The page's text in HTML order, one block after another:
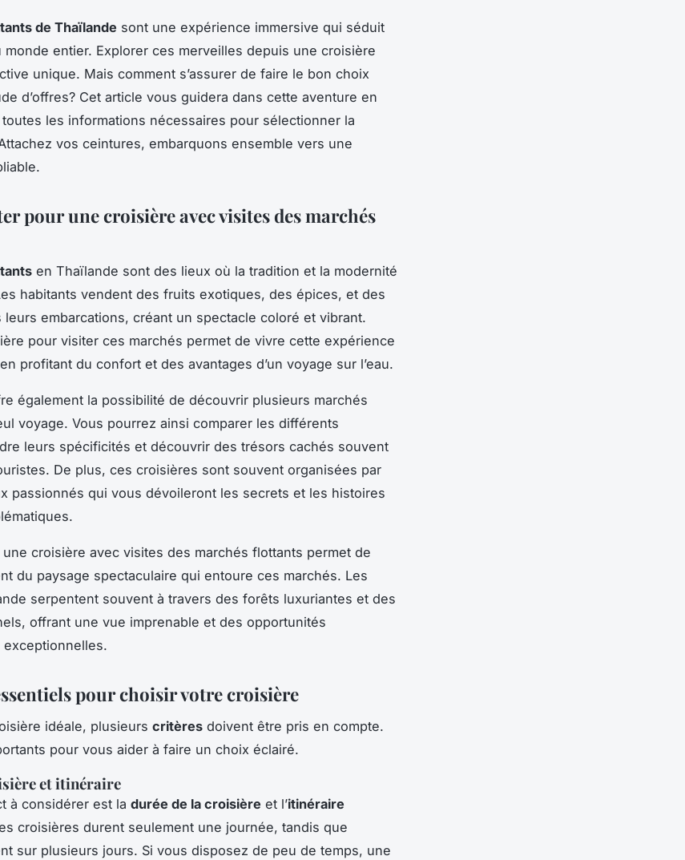
de Thaïlande sont une expérience immersive qui séduit
monde entier. Explorer ces merveilles depuis une croisière
unique. Mais comment s’assurer de faire le bon choix
d’offres? Cet article vous guidera dans cette aventure en
les informations nécessaires pour sélectionner la
vos ceintures, embarquons ensemble vers une
pour une croisière avec visites des marchés
en Thaïlande sont des lieux où la tradition et la modernité
habitants vendent des fruits exotiques, des épices, et des
embarcations, créant un spectacle coloré et vibrant.
pour visiter ces marchés permet de vivre cette expérience
profitant du confort et des avantages d’un voyage sur l’eau.
également la possibilité de découvrir plusieurs marchés
voyage. Vous pourrez ainsi comparer les différents
leurs spécificités et découvrir des trésors cachés souvent
De plus, ces croisières sont souvent organisées par
passionnés qui vous dévoileront les secrets et les histoires
croisière avec visites des marchés flottants permet de
du paysage spectaculaire qui entoure ces marchés. Les
serpentent souvent à travers des forêts luxuriantes et des
offrant une vue imprenable et des opportunités
pour choisir votre croisière
idéale, plusieurs critères doivent être pris en compte.
pour vous aider à faire un choix éclairé.
et itinéraire
à considérer est la durée de la croisière et l’itinéraire
croisières durent seulement une journée, tandis que
sur plusieurs jours. Si vous disposez de peu de temps, une